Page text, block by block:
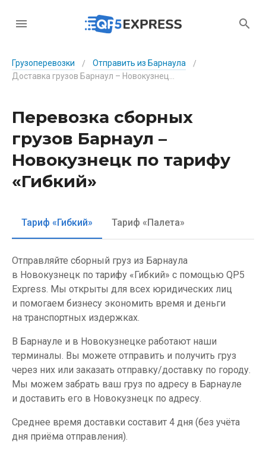
Грузоперевозки / Отправить из Барнаула
/
Перевозка сборных
грузов Барнаул –
Новокузнецк по тарифу
«Гибкий»
Тариф «Гибкий» Тариф «Палета»
Отправляйте сборный груз из Барнаула
в Новокузнецк по тарифу «Гибкий» с помощью QP5
Express. Мы открыты для всех юридических лиц
и помогаем бизнесу экономить время и деньги
на транспортных издержках.
В Барнауле и в Новокузнецке работают наши
терминалы. Вы можете отправить и получить груз
через них или заказать отправку/доставку по городу.
Мы можем забрать ваш груз по адресу в Барнауле
и доставить его в Новокузнецк по адресу.
Среднее время доставки составит 4 дня (без учёта
дня приёма отправления).